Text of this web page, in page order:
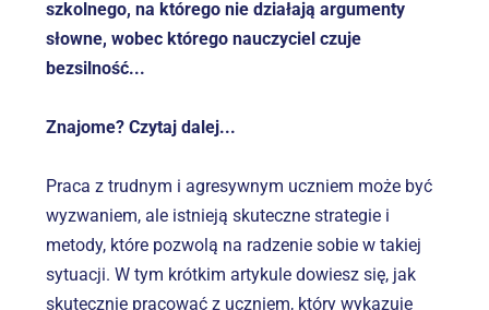
szkolnego, na którego nie działają argumenty
słowne, wobec którego nauczyciel czuje
bezsilność...
Znajome? Czytaj dalej...
Praca z trudnym i agresywnym uczniem może być
wyzwaniem, ale istnieją skuteczne strategie i
metody, które pozwolą na radzenie sobie w takiej
sytuacji. W tym krótkim artykule dowiesz się, jak
skutecznie pracować z uczniem, który wykazuje